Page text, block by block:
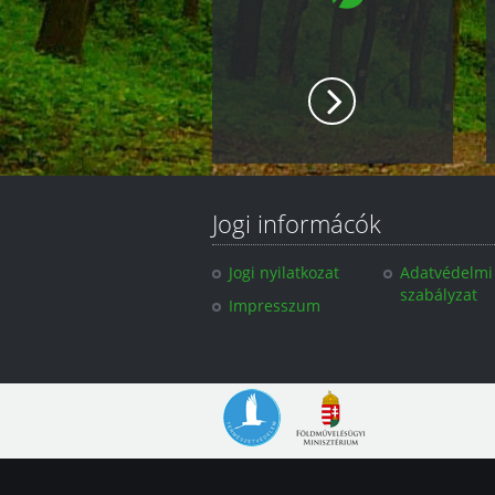
Jogi informácók
Jogi nyilatkozat
Adatvédelmi
szabályzat
Impresszum